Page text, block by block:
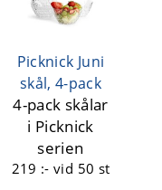
Picknick Juni
skål, 4-pack
4-pack skålar
i Picknick
serien
219 :-vid 50 st